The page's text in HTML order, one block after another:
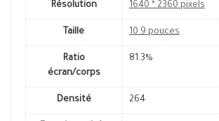
Résolution 1640 * 2360 pixels
Taille 10.9 pouces
Ratio
écran/corps
81.3%
Densité 264